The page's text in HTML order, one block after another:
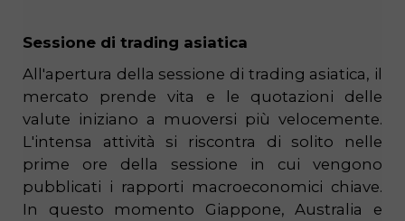
Sessione di trading asiatica
All'apertura della sessione di trading asiatica, il
mercato prende vita e le quotazioni delle
valute iniziano a muoversi più velocemente.
L'intensa attività si riscontra di solito nelle
prime ore della sessione in cui vengono
pubblicati i rapporti macroeconomici chiave.
In questo momento Giappone, Australia e